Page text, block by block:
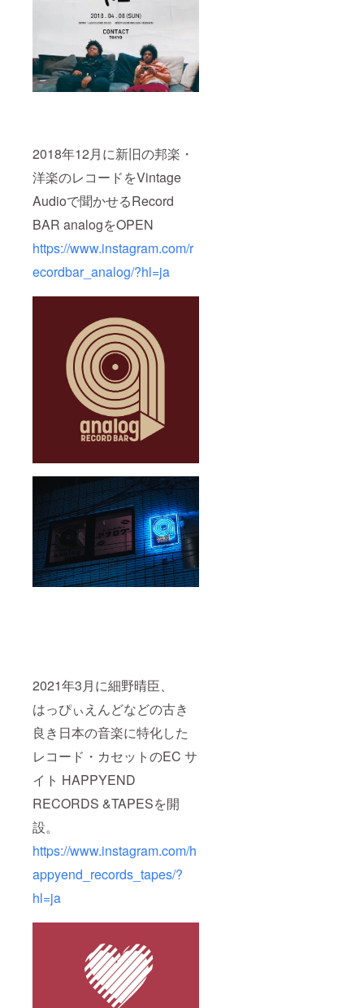
2018年12月に新旧の邦楽・
洋楽のレコードをVintage
Audioで聞かせるRecord
BAR analogをOPEN
https://www.instagram.com/r
ecordbar_analog/?hl=ja
2021年3月に細野晴臣、
はっぴぃえんどなどの古き
良き日本の音楽に特化した
レコード・カセットのEC サ
イト HAPPYEND
RECORDS &TAPESを開
設。
https://www.instagram.com/h
appyend_records_tapes/?
hl=ja